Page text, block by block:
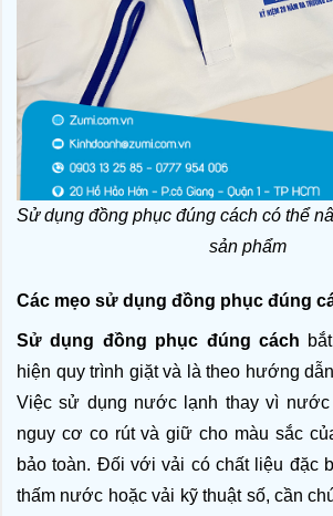
Sử dụng đồng phục đúng cách có thể
sản phẩm
Các mẹo sử dụng đồng phục đúng
Sử dụng đồng phục đúng cách
hiện quy trình giặt và là theo hướng
Việc sử dụng nước lạnh thay vì nước
nguy cơ co rút và giữ cho màu sắc
bảo toàn. Đối với vải có chất liệu đặc
thấm nước hoặc vải kỹ thuật số, cần